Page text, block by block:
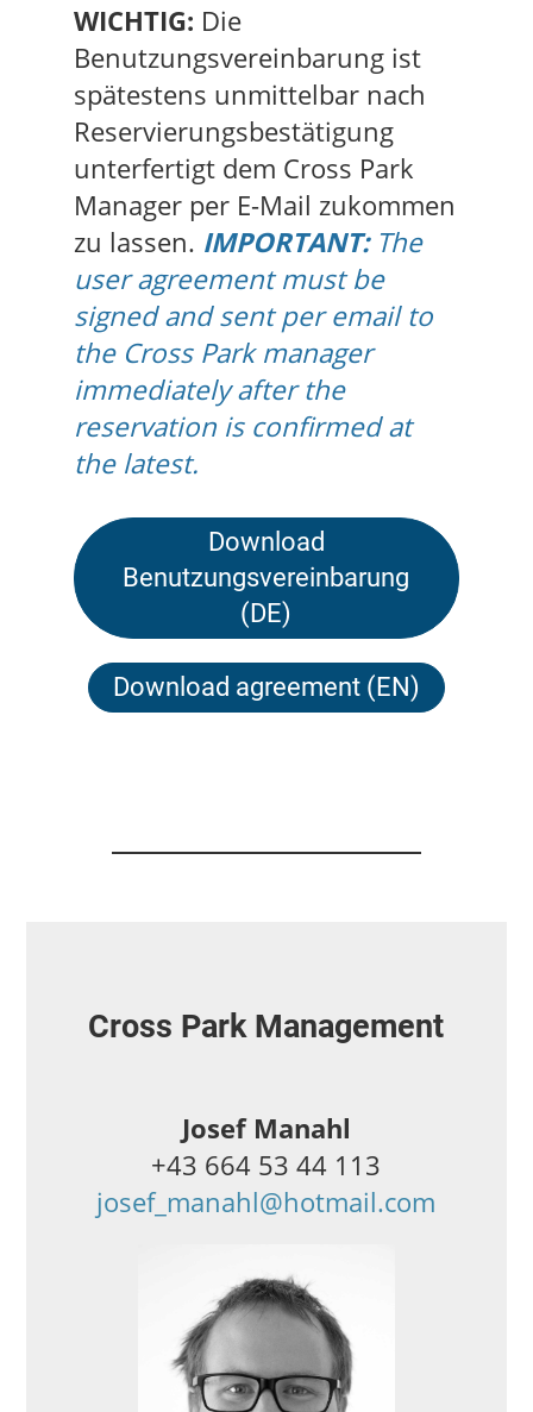
WICHTIG: Die
Benutzungsvereinbarung ist
spätestens unmittelbar nach
Reservierungsbestätigung
unterfertigt dem Cross Park
Manager per E-Mail zukommen
zu lassen. IMPORTANT:The
user agreement must be
signed and sent per email to
the Cross Park manager
immediately after the
reservation is confirmed at
the latest.
Download
Benutzungsvereinbarung
(DE)
Download agreement (EN)
Cross Park Management
Josef Manahl
+43 664 53 44 113
josef_manahl@hotmail.com